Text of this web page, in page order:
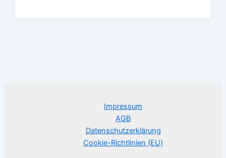
Impressum
AGB
Datenschutzerklärung
Cookie-Richtlinien (EU)